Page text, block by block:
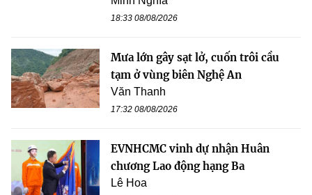
18:33 08/08/2026
Mưa lớn gây sạt lở, cuốn trôi cầu
tạm ở vùng biên Nghệ An
Văn Thanh
17:32 08/08/2026
EVNHCMC vinh dự nhận Huân
chương Lao động hạng Ba
Lê Hoa